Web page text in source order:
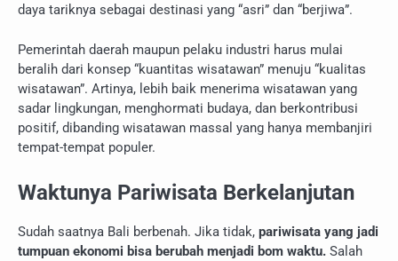
daya tariknya sebagai destinasi yang “asri” dan “berjiwa”.
Pemerintah daerah maupun pelaku industri harus mulai
beralih dari konsep “kuantitas wisatawan” menuju “kualitas
wisatawan”. Artinya, lebih baik menerima wisatawan yang
sadar lingkungan, menghormati budaya, dan berkontribusi
positif, dibanding wisatawan massal yang hanya membanjiri
tempat-tempat populer.
Waktunya Pariwisata Berkelanjutan
Sudah saatnya Bali berbenah. Jika tidak, pariwisata yang jadi
tumpuan ekonomi bisa berubah menjadi bom waktu. Salah